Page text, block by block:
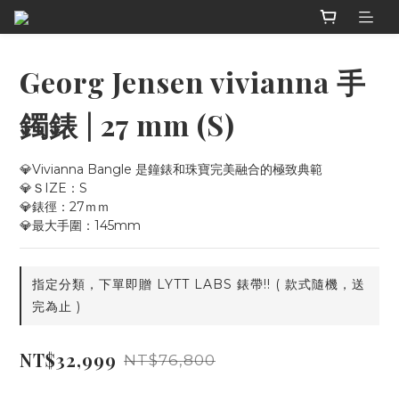
Georg Jensen vivianna 手
鐲錶 | 27 mm (S)
💎Vivianna Bangle 是鐘錶和珠寶完美融合的極致典範
💎ＳIZE：S
💎錶徑：27ｍｍ
💎最大手圍：145mm
指定分類，下單即贈 LYTT LABS 錶帶!! ( 款式隨機，送
完為止 )
NT$32,999 NT$76,800